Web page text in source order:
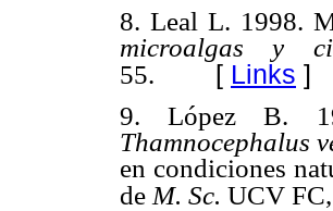
8. Leal L. 1998.
microalgas y
55. [ Links ]
9. López B.
Thamnocephalus
en condiciones
de M. Sc. UCV FC,